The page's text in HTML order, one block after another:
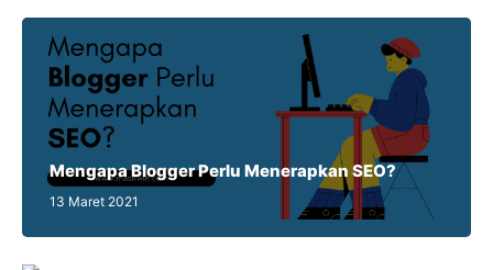
Mengapa Blogger Perlu Menerapkan SEO?
13 Maret 2021